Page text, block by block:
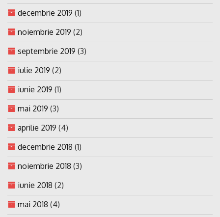
decembrie 2019 (1)
noiembrie 2019 (2)
septembrie 2019 (3)
iulie 2019 (2)
iunie 2019 (1)
mai 2019 (3)
aprilie 2019 (4)
decembrie 2018 (1)
noiembrie 2018 (3)
iunie 2018 (2)
mai 2018 (4)